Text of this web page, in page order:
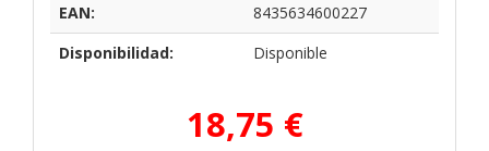
EAN:
8435634600227
Disponibilidad:
Disponible
18,75 €